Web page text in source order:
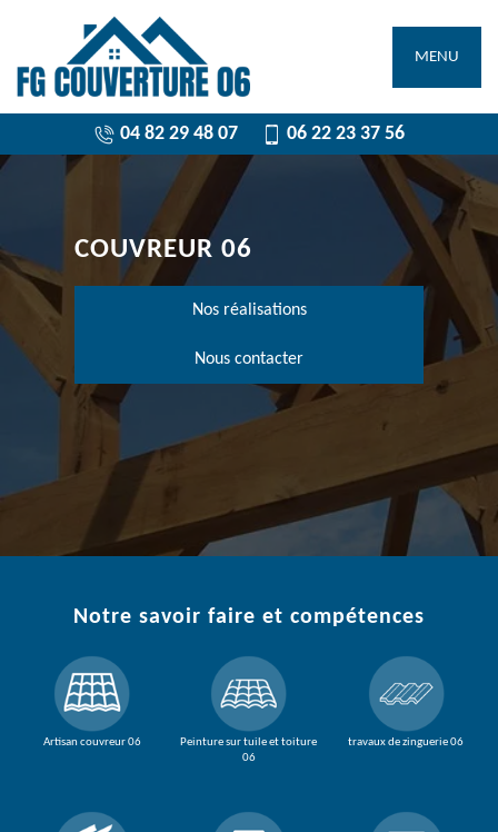
MENU
04 82 29 48 07 06 22 23 37 56
COUVREUR 06
Nos réalisations
Nous contacter
Notre savoir faire et compétences
Artisan couvreur 06
Peinture sur tuile et toiture
06
travaux de zinguerie 06